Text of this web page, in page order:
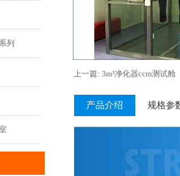
列
上一篇: 3m³净化器ccm测试舱
产品介绍 规格参